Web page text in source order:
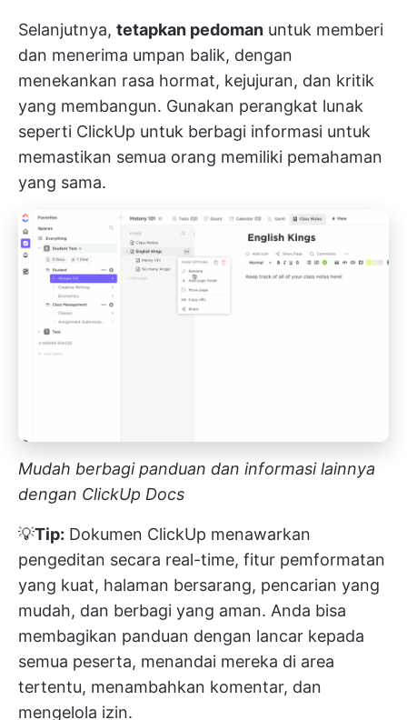
Selanjutnya, tetapkan pedoman untuk memberi
dan menerima umpan balik, dengan
menekankan rasa hormat, kejujuran, dan kritik
yang membangun. Gunakan perangkat lunak
seperti ClickUp untuk berbagi informasi untuk
memastikan semua orang memiliki pemahaman
yang sama.
Mudah berbagi panduan dan informasi lainnya
dengan ClickUp Docs
💡Tip: Dokumen ClickUp menawarkan
pengeditan secara real-time, fitur pemformatan
yang kuat, halaman bersarang, pencarian yang
mudah, dan berbagi yang aman. Anda bisa
membagikan panduan dengan lancar kepada
semua peserta, menandai mereka di area
tertentu, menambahkan komentar, dan
mengelola izin.